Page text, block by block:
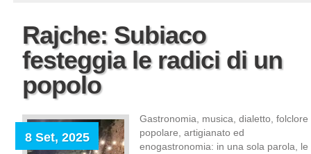
Rajche: Subiaco
festeggia le radici di un
popolo
8 Set, 2025
Gastronomia, musica, dialetto, folclore
popolare, artigianato ed
enogastronomia: in una sola parola, le